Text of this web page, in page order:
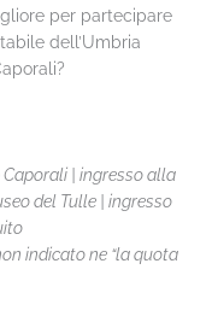
per partecipare
dell’Umbria
| ingresso alla
del Tulle | ingresso
indicato ne “la quota